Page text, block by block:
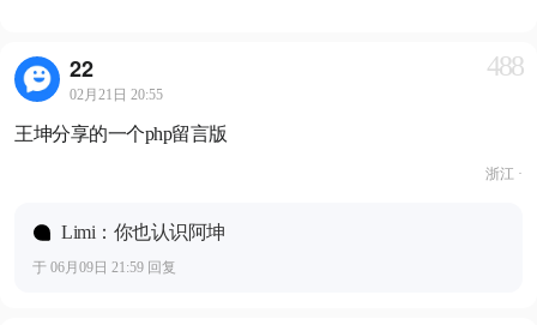
22
02月21日 20:55
488
王坤分享的一个php留言版
浙江 ·
Limi：你也认识阿坤
于 06月09日 21:59 回复